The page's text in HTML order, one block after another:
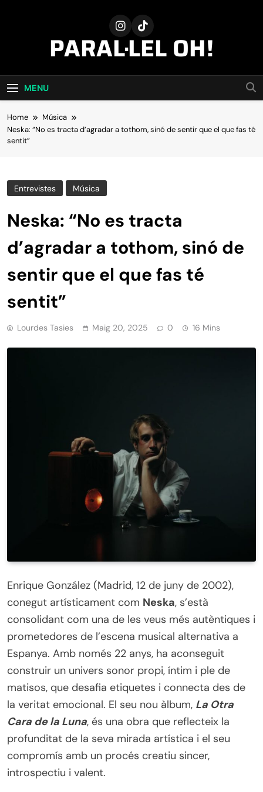
PARAL·LEL OH!
MENU
Home
Música
Neska: “No es tracta d’agradar a tothom, sinó de sentir que el que fas té
sentit”
Entrevistes Música
Neska: “No es tracta
d’agradar a tothom, sinó de
sentir que el que fas té
sentit”
Lourdes Tasies Maig 20, 2025 0 16 Mins
Enrique González (Madrid, 12 de juny de 2002),
conegut artísticament com Neska, s’està
consolidant com una de les veus més autèntiques i
prometedores de l’escena musical alternativa a
Espanya. Amb només 22 anys, ha aconseguit
construir un univers sonor propi, íntim i ple de
matisos, que desafia etiquetes i connecta des de
la veritat emocional. El seu nou àlbum, La Otra
Cara de la Luna, és una obra que reflecteix la
profunditat de la seva mirada artística i el seu
compromís amb un procés creatiu sincer,
introspectiu i valent.